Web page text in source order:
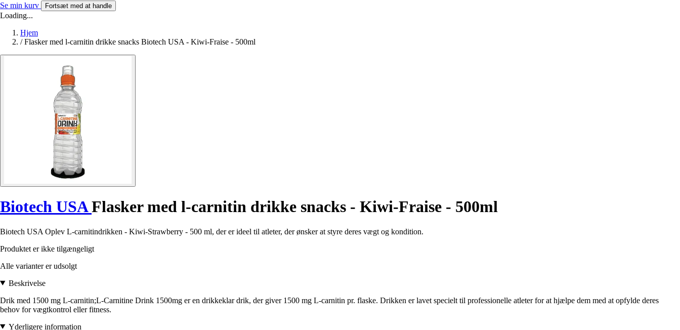
Se min kurv Fortsæt med at handle
Loading...
Hjem
/ Flasker med l-carnitin drikke snacks Biotech USA - Kiwi-Fraise - 500ml
Biotech USAFlasker med l-carnitin drikke snacks - Kiwi-Fraise - 500ml
Biotech USA Oplev L-carnitindrikken - Kiwi-Strawberry - 500 ml, der er ideel til atleter, der ønsker at styre deres vægt og kondition.
Produktet er ikke tilgængeligt
Alle varianter er udsolgt
Beskrivelse
Drik med 1500 mg L-carnitin;L-Carnitine Drink 1500mg er en drikkeklar drik, der giver 1500 mg L-carnitin pr. flaske. Drikken er lavet specielt til professionelle atleter for at hjælpe dem med at opfylde deres
behov for vægtkontrol eller fitness.
Yderligere information